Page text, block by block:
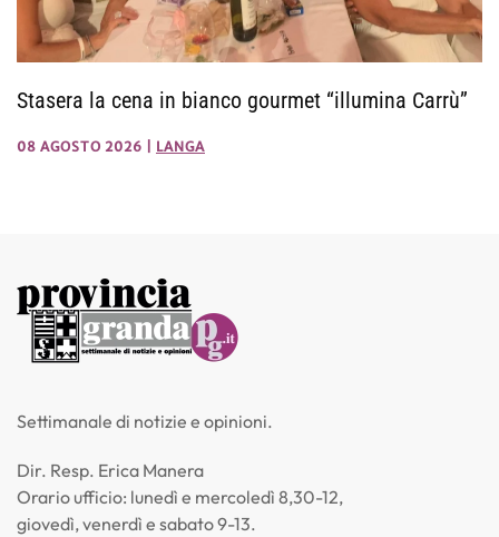
Stasera la cena in bianco gourmet “illumina Carrù”
08 AGOSTO 2026 LANGA
Settimanale di notizie e opinioni.
Dir. Resp. Erica Manera
Orario ufficio: lunedì e mercoledì 8,30-12,
giovedì, venerdì e sabato 9-13.